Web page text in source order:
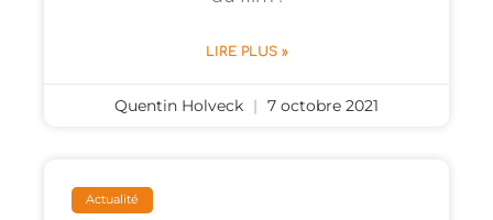
LIRE PLUS »
Quentin Holveck 7 octobre 2021
Actualité